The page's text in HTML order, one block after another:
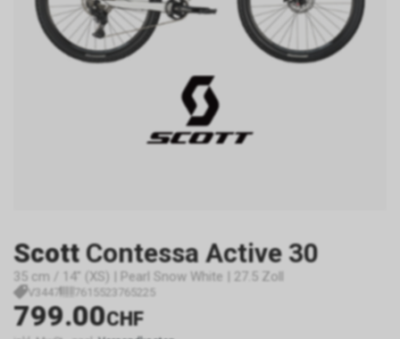
Scott Contessa Active 30
35 cm / 14" (XS) | Pearl Snow White | 27.5 Zoll
V3447 7615523765225
799.00CHF